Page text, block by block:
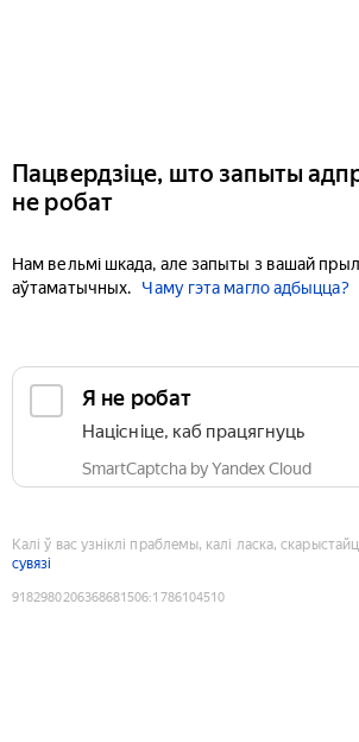
Пацвердзіце, што запыты
не робат
Нам вельмі шкада, але запыты з вашай
аўтаматычных.
Чаму гэта магло адбыцца?
Я не робат
Націсніце, каб працягнуць
SmartCaptcha by Yandex Cloud
Калі ў вас узніклі праблемы, калі ласка,
сувязі
9182980206368681506:1786104510